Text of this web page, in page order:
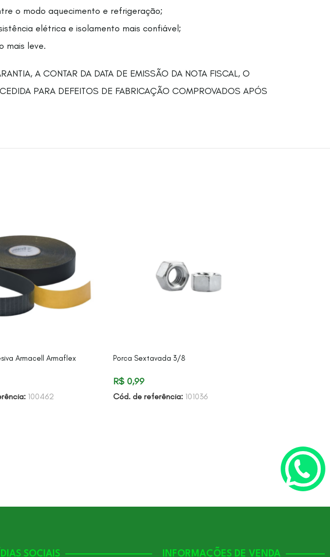
o modo aquecimento e refrigeração;
elétrica e isolamento mais confiável;
mais leve.
A CONTAR DA DATA DE EMISSÃO DA NOTA FISCAL, O
PARA DEFEITOS DE FABRICAÇÃO COMPROVADOS APÓS
Armacell Armaflex
100462
Porca Sextavada 3/8
R$0,99
Cód. de referência: 101036
SOCIAIS INFORMAÇÕES DE VENDA